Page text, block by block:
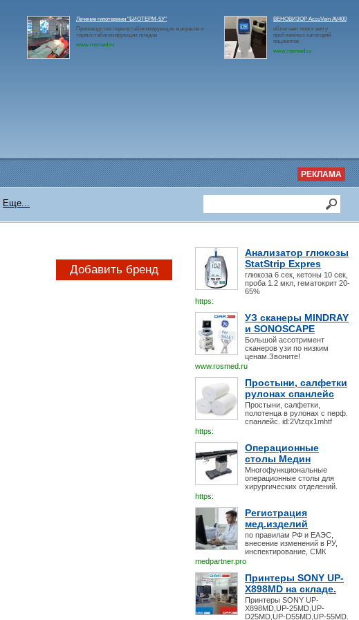
Лечение гипотермии "БИОТЕРМ-5У"
Производство термостабилизирующих матрасов и
термостабилизирующих пледов
www.rosmed.ru
ВЕНОВИЗОР AccuVein AV400
облегчает поиск вен у
проблемных категорий
пациентов
www.rosmed.ru
РЕКЛАМА
Еще...
Анализатор глюкозы
StatStrip Expres
глюкоза 6 сек, кетоны 10 сек,
проба 1.2 мкл, гематокрит 20-
65%
https:
УЗ сканеры MINDRAY
и SONOSCAPE
Большой ассотримент
сканеров узи по низким
ценам.Звоните!
www.rosmed.ru
Простыни, салфетки
рулонах спанлейс
Простыни, салфетки,
полотенца в рулонах с перф.
спанлейс. id:2Vtzqx1mhtf
https:
Операционные
столы Медин
Многофункциональные
операционные столы для
хирургических отделений.
https:
Регистрация
мед.изделий
по правилам РФ и ЕАЭС,
внесение изменений в РУ,
инспектирование, СМК
medpartner.pro
Принтеры SONY UP-
X898MD на складе.
Принтеры SONY UP-
X898MD,UP-25MD,UP-
D25MD,UP-D55MD,UP-55MD.
Добавить бренд